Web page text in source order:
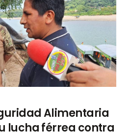
Alimentaria
lucha férrea contra